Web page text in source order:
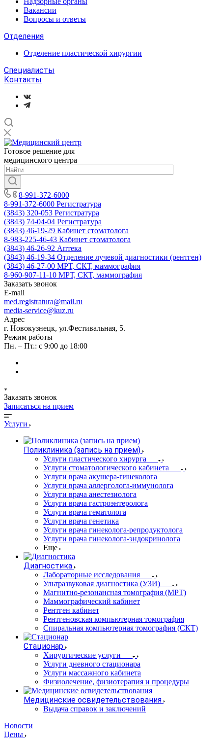
Вакансии
Вопросы и ответы
Отделения
Отделение пластической хирургии
Специалисты
Контакты
Готовое решение для
медицинского центра
8-991-372-6000
8-991-372-6000 Регистратура
(3843) 320-053 Регистратура
(3843) 74-04-04 Регистратура
(3843) 46-19-29 Кабинет стоматолога
8-983-225-46-43 Кабинет стоматолога
(3843) 46-26-92 Аптека
(3843) 46-19-34 Отделение лучевой диагностики (рентген)
(3843) 46-27-00 МРТ, СКТ, маммография
8-960-907-11-10 МРТ, СКТ, маммография
Заказать звонок
E-mail
med.registratura@mail.ru
media-service@kuz.ru
Адрес
г. Новокузнецк, ул.Фестивальная, 5.
Режим работы
Пн. – Пт.: с 9:00 до 18:00
Заказать звонок
Записаться на прием
Услуги
Поликлиника (запись на прием)
Услуги пластического хирурга
Услуги стоматологического кабинета
Услуги врача акушера-гинеколога
Услуги врача аллерголога-иммунолога
Услуги врача анестезиолога
Услуги врача гастроэнтеролога
Услуги врача гематолога
Услуги врача генетика
Услуги врача гинеколога-репродуктолога
Услуги врача гинеколога-эндокринолога
Еще
Диагностика
Лабораторные исследования
Ультразвуковая диагностика (УЗИ)
Магнитно-резонансная томография (МРТ)
Маммографический кабинет
Рентген кабинет
Рентгеновская компьютерная томография
Спиральная компьютерная томография (СКТ)
Стационар
Хирургические услуги
Услуги дневного стационара
Услуги массажного кабинета
Физиолечение, физиотерапия и процедуры
Медицинские освидетельствования
Выдача справок и заключений
Новости
Цены